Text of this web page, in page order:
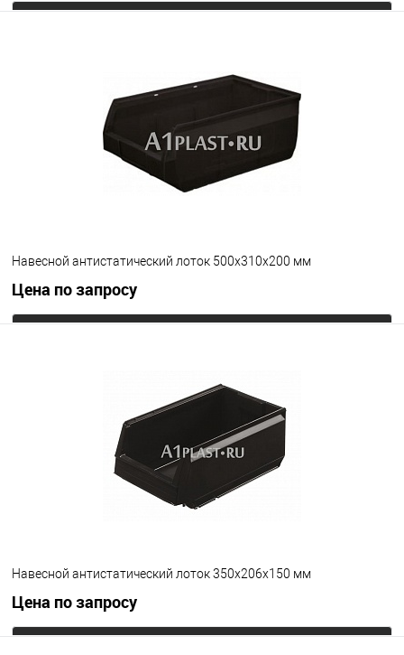
Под заказ
Навесной антистатический лоток 500х310х200 мм
Цена по запросу
Под заказ
Навесной антистатический лоток 350х206х150 мм
Цена по запросу